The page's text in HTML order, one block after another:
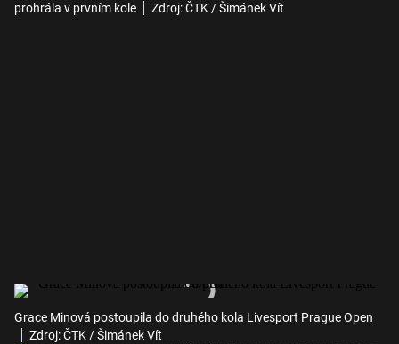
prohrála v prvním kole
Zdroj: ČTK / Šimánek Vít
Grace Minová postoupila do druhého kola Livesport Prague Open
Zdroj: ČTK / Šimánek Vít